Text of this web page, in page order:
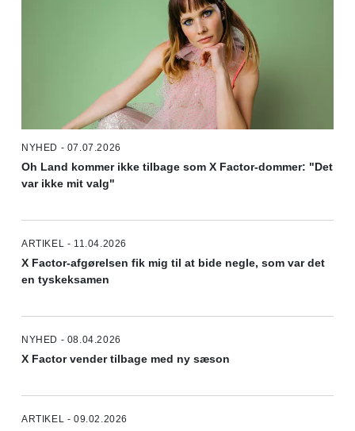
NYHED - 07.07.2026
Oh Land kommer ikke tilbage som X Factor-dommer: "Det
var ikke mit valg"
ARTIKEL - 11.04.2026
X Factor-afgørelsen fik mig til at bide negle, som var det
en tyskeksamen
NYHED - 08.04.2026
X Factor vender tilbage med ny sæson
ARTIKEL - 09.02.2026